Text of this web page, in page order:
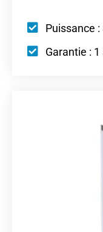
Puissance :
Garantie : 1